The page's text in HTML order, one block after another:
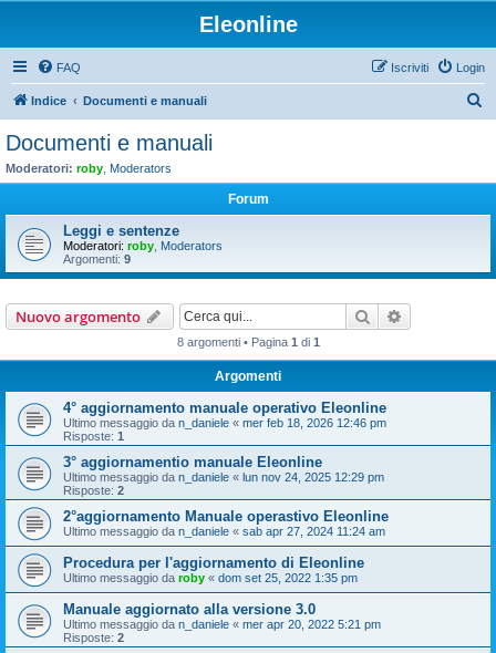
Eleonline
FAQ Login
Iscriviti
Indice Documenti e manuali
Documenti e manuali
Moderatori: roby Moderators
Forum
Leggi e sentenze
Moderatori: roby Moderators
Argomenti: 9
Nuovo argomento Cerca
8 argomenti • Pagina 1 di 1
Argomenti
4° aggiornamento manuale operativo Eleonline
Ultimo messaggio da n_daniele « mer feb 18, 2026 12:46 pm
Risposte: 1
3° aggiornamentio manuale Eleonline
Ultimo messaggio da n_daniele « lun nov 24, 2025 12:29 pm
Risposte: 2
2°aggiornamento Manuale operastivo Eleonline
Ultimo messaggio da n_daniele « sab apr 27, 2024 11:24 am
Procedura per l'aggiornamento di Eleonline
Ultimo messaggio da roby « dom set 25, 2022 1:35 pm
Manuale aggiornato alla versione 3.0
Ultimo messaggio da n_daniele « mer apr 20, 2022 5:21 pm
Risposte: 2